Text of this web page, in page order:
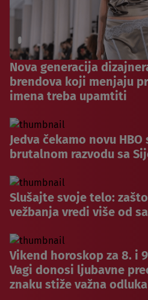
Nova generacija
brendova koji menjaju
imena treba upamtiti
Jedva čekamo novu
brutalnom razvodu sa
Slušajte svoje telo:
vežbanja vredi više od
Vikend horoskop za 8. i
Vagi donosi ljubavne
znaku stiže važna odluka